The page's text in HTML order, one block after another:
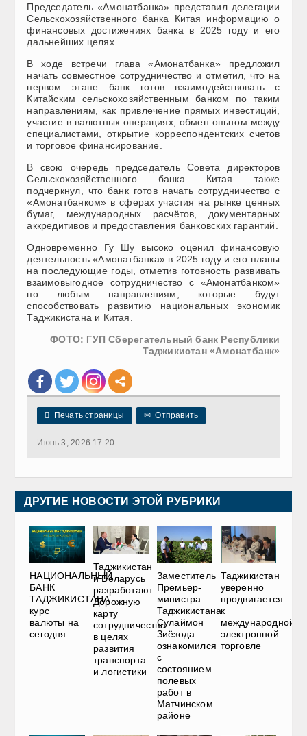
Председатель «Амонатбанка» представил делегации
Сельскохозяйственного банка Китая информацию о
финансовых достижениях банка в 2025 году и его
дальнейших целях.
В ходе встречи глава «Амонатбанка» предложил
начать совместное сотрудничество и отметил, что на
первом этапе банк готов взаимодействовать с
Китайским сельскохозяйственным банком по таким
направлениям, как привлечение прямых инвестиций,
участие в валютных операциях, обмен опытом между
специалистами, открытие корреспондентских счетов
и торговое финансирование.
В свою очередь председатель Совета директоров
Сельскохозяйственного банка Китая также
подчеркнул, что банк готов начать сотрудничество с
«Амонатбанком» в сферах участия на рынке ценных
бумаг, международных расчётов, документарных
аккредитивов и предоставления банковских гарантий.
Одновременно Гу Шу высоко оценил финансовую
деятельность «Амонатбанка» в 2025 году и его планы
на последующие годы, отметив готовность развивать
взаимовыгодное сотрудничество с «Амонатбанком»
по любым направлениям, которые будут
способствовать развитию национальных экономик
Таджикистана и Китая.
ФОТО: ГУП Сберегательный банк Республики
Таджикистан «Амонатбанк»
 Печать страницы ✉ Отправить
Июнь 3, 2026 17:20
ДРУГИЕ НОВОСТИ ЭТОЙ РУБРИКИ
НАЦИОНАЛЬНЫЙ
БАНК
ТАДЖИКИСТАНА:
курс
валюты на
сегодня
Таджикистан
и Беларусь
разработают
Дорожную
карту
сотрудничества
в целях
развития
транспорта
и логистики
Заместитель
Премьер-
министра
Таджикистана
Сулаймон
Зиёзода
ознакомился
с
состоянием
полевых
работ в
Матчинском
районе
Таджикистан
уверенно
продвигается
к
международной
электронной
торговле